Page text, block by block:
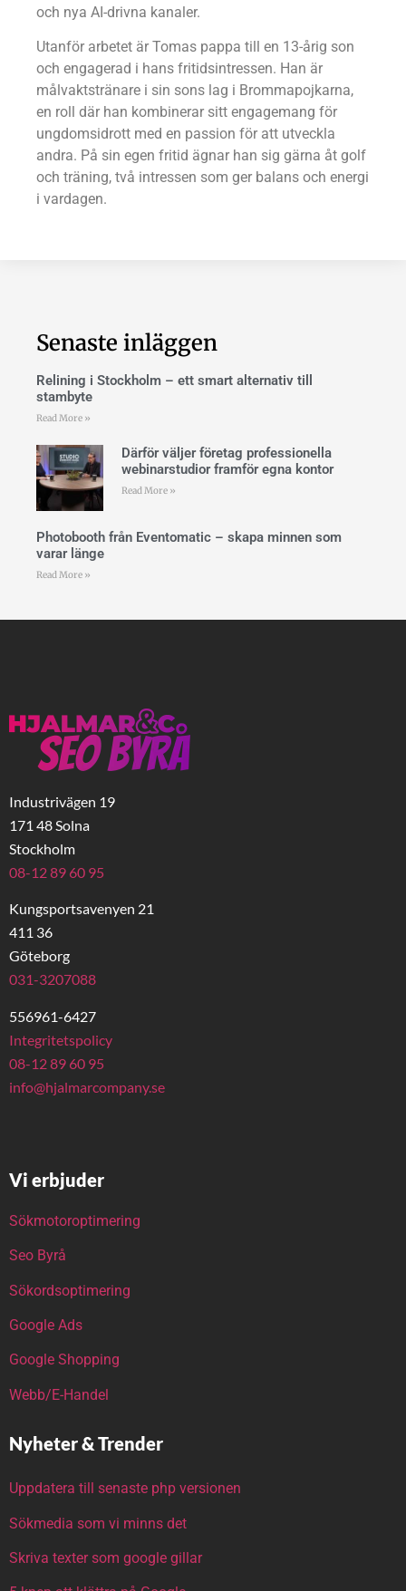
och nya AI-drivna kanaler.
Utanför arbetet är Tomas pappa till en 13-årig son
och engagerad i hans fritidsintressen. Han är
målvaktstränare i sin sons lag i Brommapojkarna,
en roll där han kombinerar sitt engagemang för
ungdomsidrott med en passion för att utveckla
andra. På sin egen fritid ägnar han sig gärna åt golf
och träning, två intressen som ger balans och energi
i vardagen.
Senaste inläggen
Relining i Stockholm – ett smart alternativ till
stambyte
Read More »
Därför väljer företag professionella
webinarstudior framför egna kontor
Read More »
Photobooth från Eventomatic – skapa minnen som
varar länge
Read More »
Industrivägen 19
171 48 Solna
Stockholm
08-12 89 60 95
Kungsportsavenyen 21
411 36
Göteborg
031-3207088
556961-6427
Integritetspolicy
08-12 89 60 95
info@hjalmarcompany.se
Vi erbjuder
Sökmotoroptimering
Seo Byrå
Sökordsoptimering
Google Ads
Google Shopping
Webb/E-Handel
Nyheter & Trender
Uppdatera till senaste php versionen
Sökmedia som vi minns det
Skriva texter som google gillar